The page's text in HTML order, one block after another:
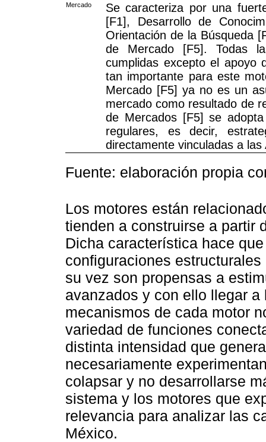
Mercado
Se caracteriza por una
[F1], Desarrollo de
Orientación de la Búsqueda
de Mercado [F5]. Todas
cumplidas excepto el apoyo
tan importante para este
Mercado [F5] ya no es un
mercado como resultado de
de Mercados [F5] se
regulares, es decir,
directamente vinculadas a
Fuente: elaboración propia
Los motores están
tienden a construirse a partir
Dicha característica hace
configuraciones
su vez son propensas a
avanzados y con ello llegar
mecanismos de cada motor
variedad de funciones
distinta intensidad que
necesariamente
colapsar y no desarrollarse
sistema y los motores que
relevancia para analizar las
México.